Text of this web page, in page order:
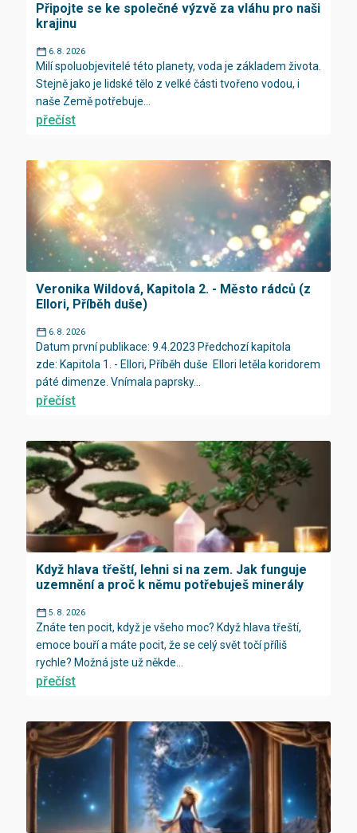
Připojte se ke společné výzvě za vláhu pro naši
krajinu
6. 8. 2026
Milí spoluobjevitelé této planety, voda je základem života.
Stejně jako je lidské tělo z velké části tvořeno vodou, i
naše Země potřebuje...
přečíst
Veronika Wildová, Kapitola 2. - Město rádců (z
Ellori, Příběh duše)
6. 8. 2026
Datum první publikace: 9.4.2023 Předchozí kapitola
zde: Kapitola 1. - Ellori, Příběh duše Ellori letěla koridorem
páté dimenze. Vnímala paprsky...
přečíst
Když hlava třeští, lehni si na zem. Jak funguje
uzemnění a proč k němu potřebuješ minerály
5. 8. 2026
Znáte ten pocit, když je všeho moc? Když hlava třeští,
emoce bouří a máte pocit, že se celý svět točí příliš
rychle? Možná jste už někde...
přečíst